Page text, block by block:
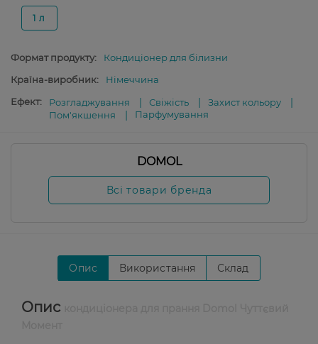
1 л
Формат продукту:
Кондиціонер для білизни
Країна-виробник:
Німеччина
Ефект:
Розгладжування Свіжість
Захист кольору
Пом'якшення
Парфумування
DOMOL
Всі товари бренда
Опис Використання Склад
Опис